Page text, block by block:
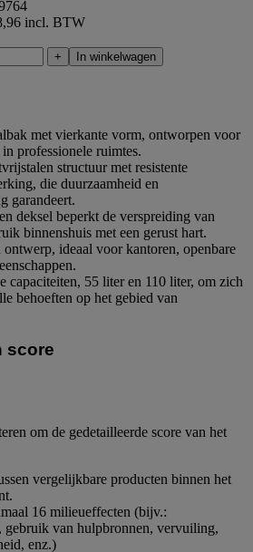
incl. BTW
+ In winkelwagen
met vierkante vorm, ontworpen voor
professionele ruimtes.
structuur met resistente
die duurzaamheid en
garandeert.
deksel beperkt de verspreiding van
binnenshuis met een gerust hart.
ideaal voor kantoren, openbare
capaciteiten, 55 liter en 110 liter, om zich
behoeften op het gebied van
score
om de gedetailleerde score van het
vergelijkbare producten binnen het
16 milieueffecten (bijv.:
van hulpbronnen, vervuiling,
enz.)